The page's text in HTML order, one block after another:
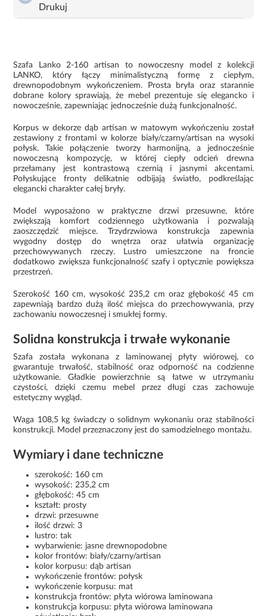
Drukuj
Szafa Lanko 2-160 artisan to nowoczesny model z kolekcji
LANKO, który łączy minimalistyczną formę z ciepłym,
drewnopodobnym wykończeniem. Prosta bryła oraz starannie
dobrane kolory sprawiają, że mebel prezentuje się elegancko i
nowocześnie, zapewniając jednocześnie dużą funkcjonalność.
Korpus w dekorze dąb artisan w matowym wykończeniu został
zestawiony z frontami w kolorze biały/czarny/artisan na wysoki
połysk. Takie połączenie tworzy harmonijną, a jednocześnie
nowoczesną kompozycję, w której ciepły odcień drewna
przełamany jest kontrastową czernią i jasnymi akcentami.
Połyskujące fronty delikatnie odbijają światło, podkreślając
elegancki charakter całej bryły.
Model wyposażono w praktyczne drzwi przesuwne, które
zwiększają komfort codziennego użytkowania i pozwalają
zaoszczędzić miejsce. Trzydrzwiowa konstrukcja zapewnia
wygodny dostęp do wnętrza oraz ułatwia organizację
przechowywanych rzeczy. Lustro umieszczone na froncie
dodatkowo zwiększa funkcjonalność szafy i optycznie powiększa
przestrzeń.
Szerokość 160 cm, wysokość 235,2 cm oraz głębokość 45 cm
zapewniają bardzo dużą ilość miejsca do przechowywania, przy
zachowaniu nowoczesnej i smukłej formy.
Solidna konstrukcja i trwałe wykonanie
Szafa została wykonana z laminowanej płyty wiórowej, co
gwarantuje trwałość, stabilność oraz odporność na codzienne
użytkowanie. Gładkie powierzchnie są łatwe w utrzymaniu
czystości, dzięki czemu mebel przez długi czas zachowuje
estetyczny wygląd.
Waga 108,5 kg świadczy o solidnym wykonaniu oraz stabilności
konstrukcji. Model przeznaczony jest do samodzielnego montażu.
Wymiary i dane techniczne
szerokość: 160 cm
wysokość: 235,2 cm
głębokość: 45 cm
kształt: prosty
drzwi: przesuwne
ilość drzwi: 3
lustro: tak
wybarwienie: jasne drewnopodobne
kolor frontów: biały/czarny/artisan
kolor korpusu: dąb artisan
wykończenie frontów: połysk
wykończenie korpusu: mat
konstrukcja frontów: płyta wiórowa laminowana
konstrukcja korpusu: płyta wiórowa laminowana